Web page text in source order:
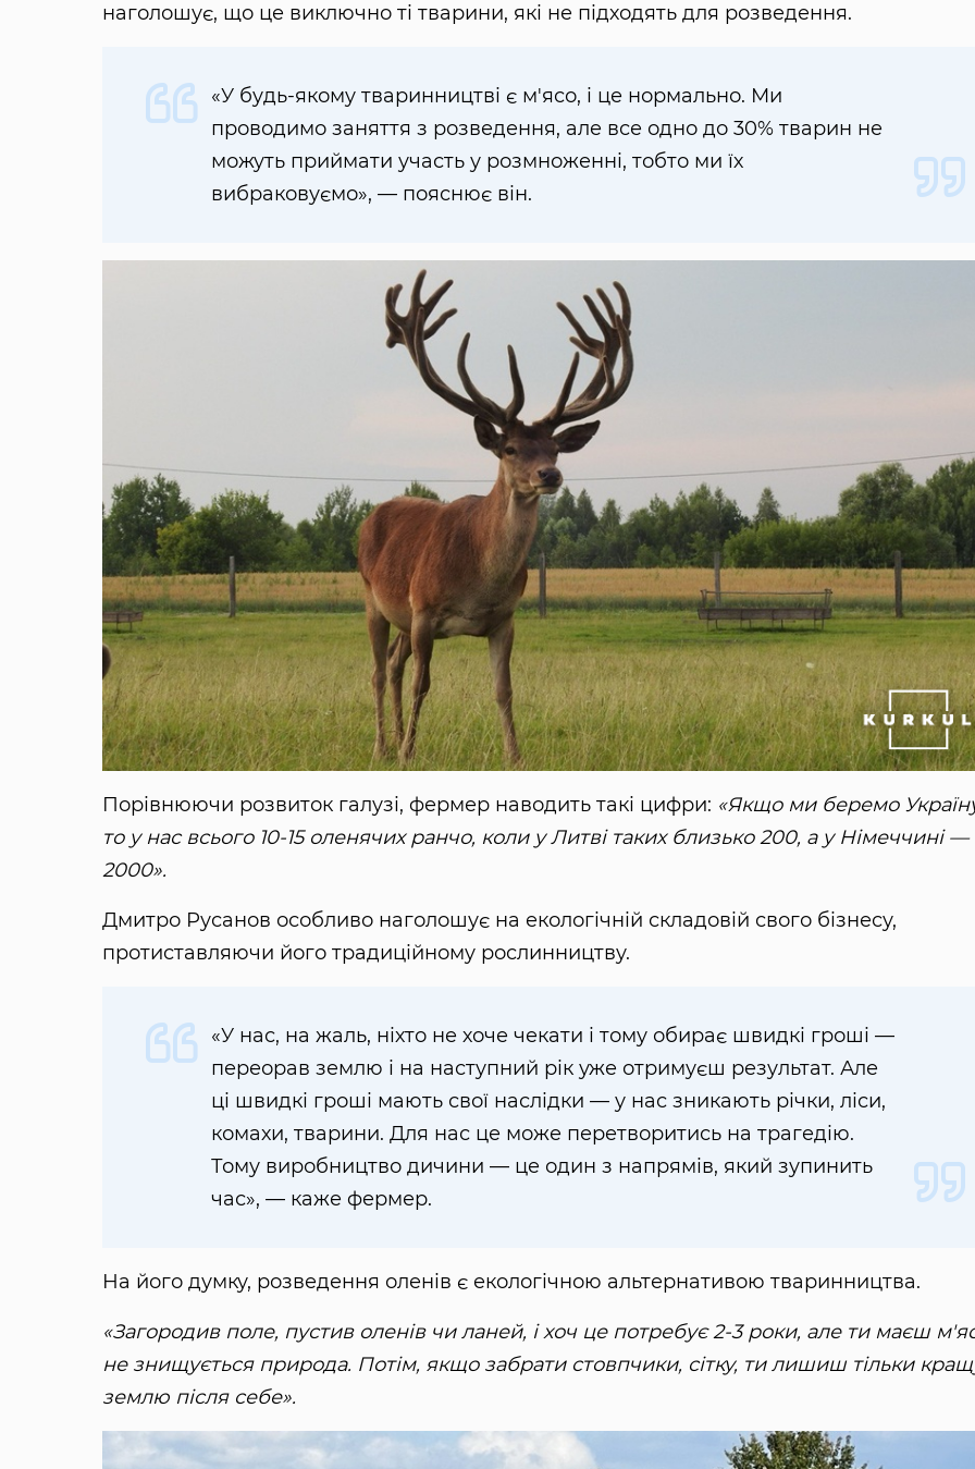
наголошує, що це виключно ті тварини, які не підходять для розведення.
«У будь-якому тваринництві є м'ясо, і це нормально. Ми
проводимо заняття з розведення, але все одно до 30% тварин не
можуть приймати участь у розмноженні, тобто ми їх
вибраковуємо», — пояснює він.
Порівнюючи розвиток галузі, фермер наводить такі цифри: «Якщо ми беремо
то у нас всього 10-15 оленячих ранчо, коли у Литві таких близько 200, а у Німеччині —
2000».
Дмитро Русанов особливо наголошує на екологічній складовій свого бізнесу,
протиставляючи його традиційному рослинництву.
«У нас, на жаль, ніхто не хоче чекати і тому обирає швидкі гроші —
переорав землю і на наступний рік уже отримуєш результат. Але
ці швидкі гроші мають свої наслідки — у нас зникають річки, ліси,
комахи, тварини. Для нас це може перетворитись на трагедію.
Тому виробництво дичини — це один з напрямів, який зупинить
час», — каже фермер.
На його думку, розведення оленів є екологічною альтернативою тваринництва.
«Загородив поле, пустив оленів чи ланей, і хоч це потребує 2-3 роки, але ти маєш
не знищується природа. Потім, якщо забрати стовпчики, сітку, ти лишиш тільки
землю після себе».